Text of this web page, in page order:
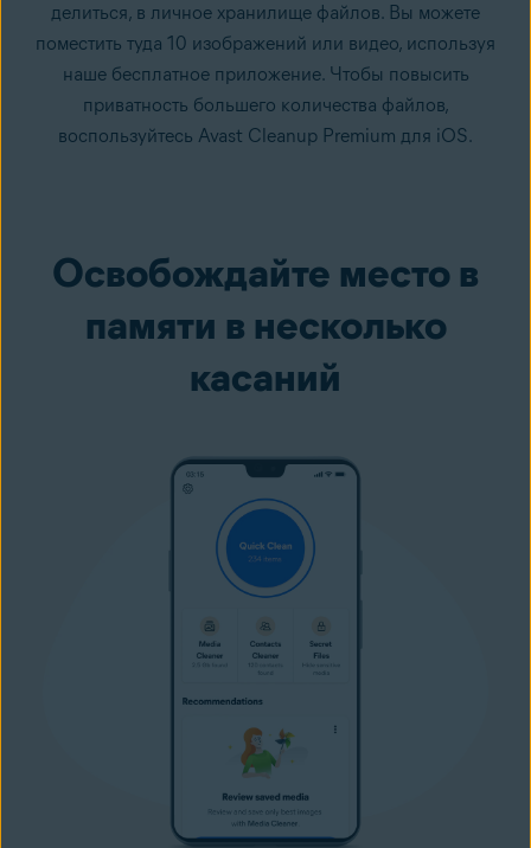
делиться, в личное хранилище файлов. Вы можете
поместить туда 10 изображений или видео, используя
наше бесплатное приложение. Чтобы повысить
приватность большего количества файлов,
воспользуйтесь Avast Cleanup Premium для iOS.
Освобождайте место в
памяти в несколько
касаний